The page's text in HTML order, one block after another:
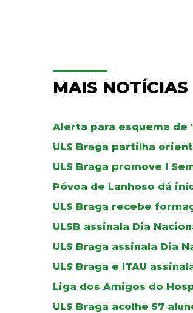
MAIS NOTÍCIAS
Alerta para esquema de
ULS Braga partilha
ULS Braga promove I
Póvoa de Lanhoso dá
ULS Braga recebe
ULSB assinala Dia
ULS Braga assinala Dia
ULS Braga e ITAU
Liga dos Amigos do
ULS Braga acolhe 57